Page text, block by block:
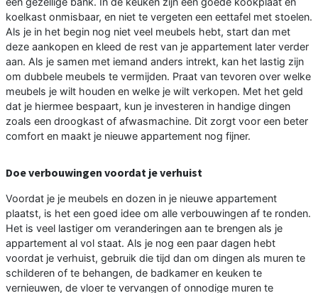
koelkast onmisbaar, en niet te vergeten een eettafel met stoelen.
Als je in het begin nog niet veel meubels hebt, start dan met
deze aankopen en kleed de rest van je appartement later verder
aan. Als je samen met iemand anders intrekt, kan het lastig zijn
om dubbele meubels te vermijden. Praat van tevoren over welke
meubels je wilt houden en welke je wilt verkopen. Met het geld
dat je hiermee bespaart, kun je investeren in handige dingen
zoals een droogkast of afwasmachine. Dit zorgt voor een beter
comfort en maakt je nieuwe appartement nog fijner.
Doe verbouwingen voordat je verhuist
Voordat je je meubels en dozen in je nieuwe appartement
plaatst, is het een goed idee om alle verbouwingen af te ronden.
Het is veel lastiger om veranderingen aan te brengen als je
appartement al vol staat. Als je nog een paar dagen hebt
voordat je verhuist, gebruik die tijd dan om dingen als muren te
schilderen of te behangen, de badkamer en keuken te
vernieuwen, de vloer te vervangen of onnodige muren te